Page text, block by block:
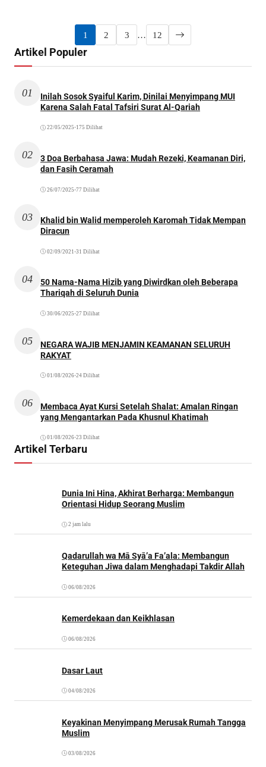
1 2 3 … 12
Artikel Populer
01
Inilah Sosok Syaiful Karim, Dinilai Menyimpang MUI
Karena Salah Fatal Tafsiri Surat Al-Qariah
22/05/2025 •175 Dilihat
02
3 Doa Berbahasa Jawa: Mudah Rezeki, Keamanan Diri,
dan Fasih Ceramah
26/07/2025 •77 Dilihat
03
Khalid bin Walid memperoleh Karomah Tidak Mempan
Diracun
02/09/2021 •31 Dilihat
04
50 Nama-Nama Hizib yang Diwirdkan oleh Beberapa
Thariqah di Seluruh Dunia
30/06/2025 •27 Dilihat
05
NEGARA WAJIB MENJAMIN KEAMANAN SELURUH
RAKYAT
01/08/2026•24 Dilihat
06
Membaca Ayat Kursi Setelah Shalat: Amalan Ringan
yang Mengantarkan Pada Khusnul Khatimah
01/08/2026•23 Dilihat
Artikel Terbaru
Dunia Ini Hina, Akhirat Berharga: Membangun
Orientasi Hidup Seorang Muslim
2 jam lalu
Qadarullah wa Mā Syā’a Fa’ala: Membangun
Keteguhan Jiwa dalam Menghadapi Takdir Allah
06/08/2026
Kemerdekaan dan Keikhlasan
06/08/2026
Dasar Laut
04/08/2026
Keyakinan Menyimpang Merusak Rumah Tangga
Muslim
03/08/2026